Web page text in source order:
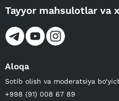
Tayyor mahsulotlar va
Aloqa
Sotib olish va moderatsiya
+998 (91) 008 67 89